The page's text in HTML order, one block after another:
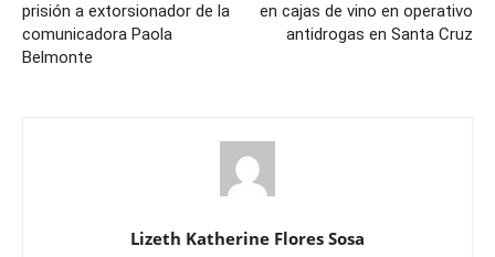
prisión a extorsionador de la
comunicadora Paola
Belmonte
en cajas de vino en operativo
antidrogas en Santa Cruz
Lizeth Katherine Flores Sosa